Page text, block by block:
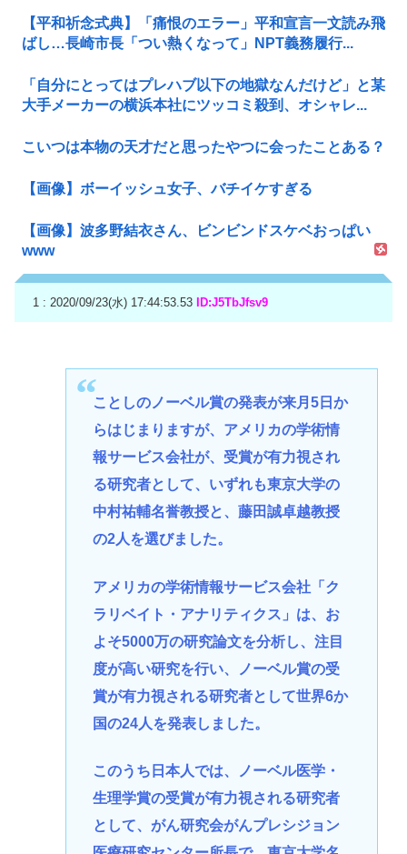
【平和祈念式典】「痛恨のエラー」平和宣言一文読み飛
ばし…長崎市長「つい熱くなって」NPT義務履行...
「自分にとってはプレハブ以下の地獄なんだけど」と某
大手メーカーの横浜本社にツッコミ殺到、オシャレ...
こいつは本物の天才だと思ったやつに会ったことある？
【画像】ボーイッシュ女子、バチイケすぎる
【画像】波多野結衣さん、ビンビンドスケベおっぱい
www
1 : 2020/09/23(水) 17:44:53.53 ID:J5TbJfsv9
ことしのノーベル賞の発表が来月5日か
らはじまりますが、アメリカの学術情
報サービス会社が、受賞が有力視され
る研究者として、いずれも東京大学の
中村祐輔名誉教授と、藤田誠卓越教授
の2人を選びました。
アメリカの学術情報サービス会社「ク
ラリベイト・アナリティクス」は、お
よそ5000万の研究論文を分析し、注目
度が高い研究を行い、ノーベル賞の受
賞が有力視される研究者として世界6か
国の24人を発表しました。
このうち日本人では、ノーベル医学・
生理学賞の受賞が有力視される研究者
として、がん研究会がんプレシジョン